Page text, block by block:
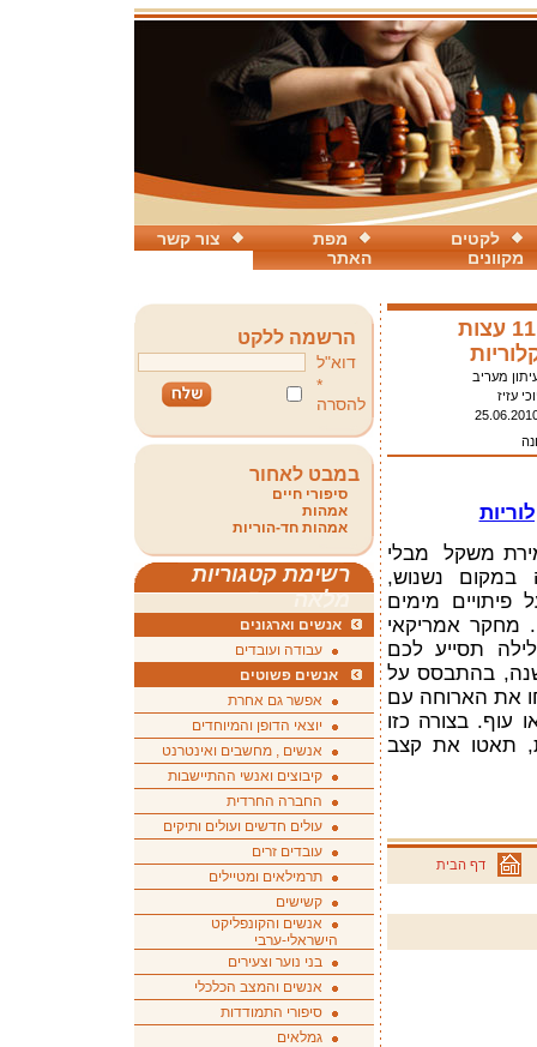
צור קשר
מפת
האתר
לקטים
מקוונים
בלי דיאטה: 11 עצות
מעריב
עזיז
משקל מבלי
במקום נשנוש,
פיתויים מימים
מחקר אמריקאי
תסייע לכם
בהתבסס על
פתחו את הארוחה עם
עוף. בצורה כזו
תאטו את קצב
דף הבית
הרשמה ללקט
דוא"ל
*
להסרה
במבט לאחור
סיפורי חיים
אמהות
אמהות חד-הוריות
רשימת קטגוריות
מלאה
אנשים וארגונים
עבודה ועובדים
אנשים פשוטים
אפשר גם אחרת
יוצאי הדופן והמיוחדים
אנשים , מחשבים ואינטרנט
קיבוצים ואנשי ההתיישבות
החברה החרדית
עולים חדשים ועולים ותיקים
עובדים זרים
תרמילאים ומטיילים
קשישים
אנשים והקונפליקט
הישראלי-ערבי
בני נוער וצעירים
אנשים והמצב הכלכלי
סיפורי התמודדות
גמלאים